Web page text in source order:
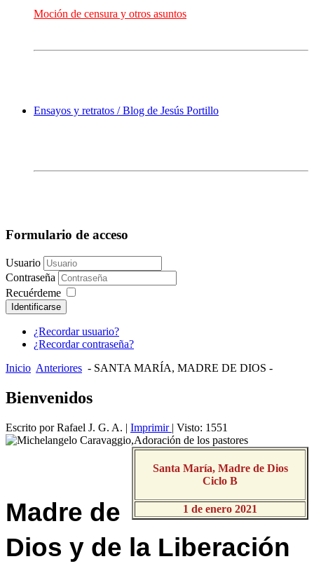
Moción de censura y otros asuntos
Ensayos y retratos / Blog de Jesús Portillo
Formulario de acceso
Usuario
Contraseña
Recuérdeme
Identificarse
¿Recordar usuario?
¿Recordar contraseña?
Inicio Anteriores - SANTA MARÍA, MADRE DE DIOS -
Bienvenidos
Escrito por Rafael J. G. A. | Imprimir | Visto: 1551
Santa María, Madre de Dios
Ciclo B
1 de enero 2021
Madre de
Dios y de la Liberación